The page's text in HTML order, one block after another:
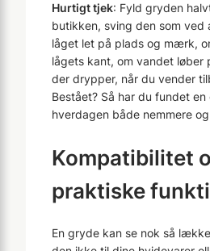
Hurtigt tjek: Fyld gryden
butikken, sving den som
låget let på plads og mærk,
lågets kant, om vandet løber
der drypper, når du vender
Bestået? Så har du fundet
hverdagen både nemmere
Kompatibilitet
praktiske
En gryde kan se nok så